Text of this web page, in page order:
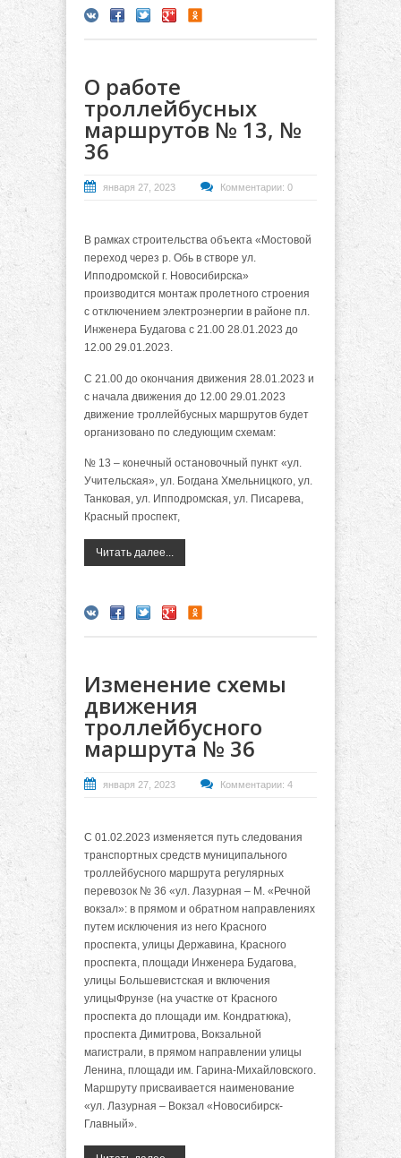
О работе
троллейбусных
маршрутов № 13, №
36
января 27, 2023 Комментарии: 0
В рамках строительства объекта «Мостовой
переход через р. Обь в створе ул.
Ипподромской г. Новосибирска»
производится монтаж пролетного строения
с отключением электроэнергии в районе пл.
Инженера Будагова с 21.00 28.01.2023 до
12.00 29.01.2023.
С 21.00 до окончания движения 28.01.2023 и
с начала движения до 12.00 29.01.2023
движение троллейбусных маршрутов будет
организовано по следующим схемам:
№ 13 – конечный остановочный пункт «ул.
Учительская», ул. Богдана Хмельницкого, ул.
Танковая, ул. Ипподромская, ул. Писарева,
Красный проспект,
Читать далее...
Изменение схемы
движения
троллейбусного
маршрута № 36
января 27, 2023 Комментарии: 4
С 01.02.2023 изменяется путь следования
транспортных средств муниципального
троллейбусного маршрута регулярных
перевозок № 36 «ул. Лазурная – М. «Речной
вокзал»: в прямом и обратном направлениях
путем исключения из него Красного
проспекта, улицы Державина, Красного
проспекта, площади Инженера Будагова,
улицы Большевистская и включения
улицыФрунзе (на участке от Красного
проспекта до площади им. Кондратюка),
проспекта Димитрова, Вокзальной
магистрали, в прямом направлении улицы
Ленина, площади им. Гарина-Михайловского.
Маршруту присваивается наименование
«ул. Лазурная – Вокзал «Новосибирск-
Главный».